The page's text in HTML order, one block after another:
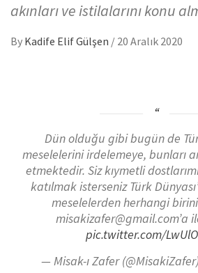
akınları ve istilalarını konu
By Kadife Elif Gülşen / 20 Aralık 2020
Dün olduğu gibi bugün de
meselelerini irdelemeye, bunları
etmektedir. Siz kıymetli
katılmak isterseniz Türk
meselelerden herhangi
misakizafer@gmail.com’a
pic.twitter.com/
— Misak-ı Zafer